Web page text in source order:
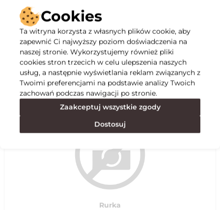
Opis
Specyfikacja
Polecane
Rurka
Cookies
Ta witryna korzysta z własnych plików cookie, aby
zapewnić Ci najwyższy poziom doświadczenia na
naszej stronie. Wykorzystujemy również pliki
cookies stron trzecich w celu ulepszenia naszych
usług, a następnie wyświetlania reklam związanych z
Twoimi preferencjami na podstawie analizy Twoich
zachowań podczas nawigacji po stronie.
Zaakceptuj wszystkie zgody
Dostosuj